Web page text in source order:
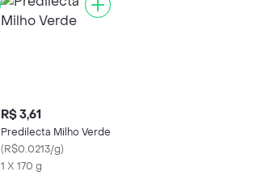
R$ 3,61
Predilecta Milho Verde
(R$0.0213/g)
1 X 170 g